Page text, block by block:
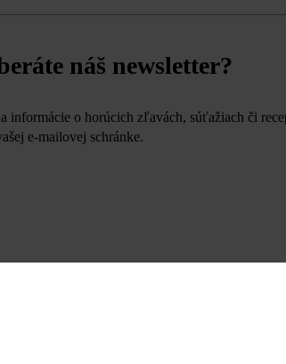
náš newsletter?
informácie o horúcich zľavách, súťažiach či
e-mailovej schránke.